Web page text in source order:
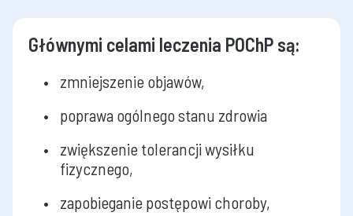
Głównymi celami leczenia POChP są:
zmniejszenie objawów,
poprawa ogólnego stanu zdrowia
zwiększenie tolerancji wysiłku
fizycznego,
zapobieganie postępowi choroby,